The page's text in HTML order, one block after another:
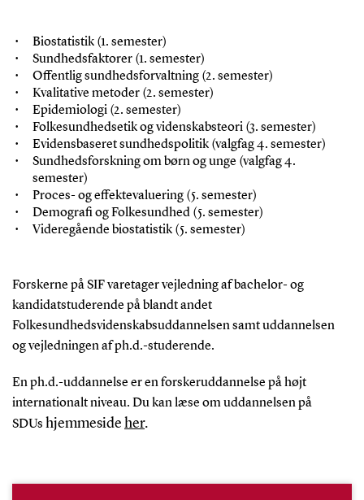
Biostatistik (1. semester)
Sundhedsfaktorer (1. semester)
Offentlig sundhedsforvaltning (2. semester)
Kvalitative metoder (2. semester)
Epidemiologi (2. semester)
Folkesundhedsetik og videnskabsteori (3. semester)
Evidensbaseret sundhedspolitik (valgfag 4. semester)
Sundhedsforskning om børn og unge (valgfag 4.
semester)
Proces- og effektevaluering (5. semester)
Demografi og Folkesundhed (5. semester)
Videregående biostatistik (5. semester)
Forskerne på SIF varetager vejledning af bachelor- og
kandidatstuderende på blandt andet
Folkesundhedsvidenskabsuddannelsen samt uddannelsen
og vejledningen af ph.d.-studerende.
En ph.d.-uddannelse er en forskeruddannelse på højt
internationalt niveau. Du kan læse om uddannelsen på
SDUs hjemmeside her.